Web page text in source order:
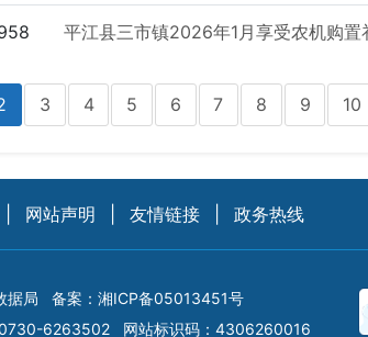
平江县三市镇2026年1月享受农机购置
3 4 5 6 7 8 9 10
网站声明 友情链接 政务热线
据局 备案： 湘ICP备05013451号
6263502 网站标识码：4306260016